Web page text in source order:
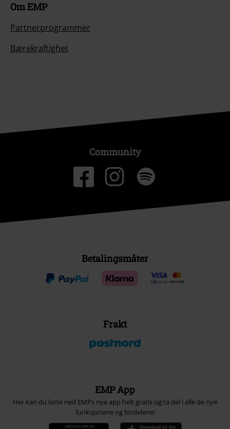
Om EMP
Partnerprogrammer
Bærekraftighet
Community
Betalingsmåter
Frakt
EMP App
Her kan du laste ned EMPs nye app helt gratis og ta del i alle de nye
funksjonene og fordelene!